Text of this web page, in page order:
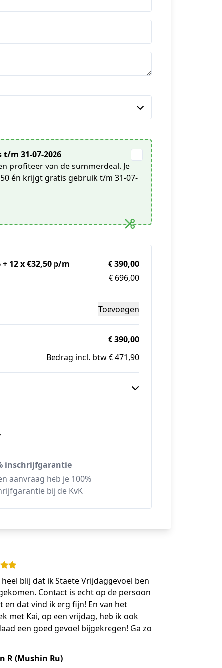
m 31-07-2026
profiteer van de summerdeal. Je
én krijgt gratis gebruik t/m 31-07-
12 x €32,50 p/m
€ 390,00
€ 696,00
Toevoegen
€ 390,00
Bedrag incl. btw € 471,90
inschrijfgarantie
aanvraag heb je 100%
bij de KvK
blij dat ik Staete Vrijdaggevoel ben
Contact is echt op de persoon
en dat vind ik erg fijn! En van het
met Kai, op een vrijdag, heb ik ook
een goed gevoel bijgekregen! Ga zo
R (Mushin Ru)